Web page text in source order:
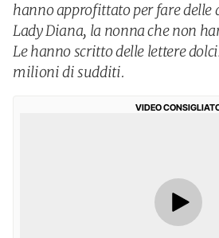
hanno approfittato per fare delle
Lady Diana, la nonna che non
Le hanno scritto delle lettere
milioni di sudditi.
VIDEO